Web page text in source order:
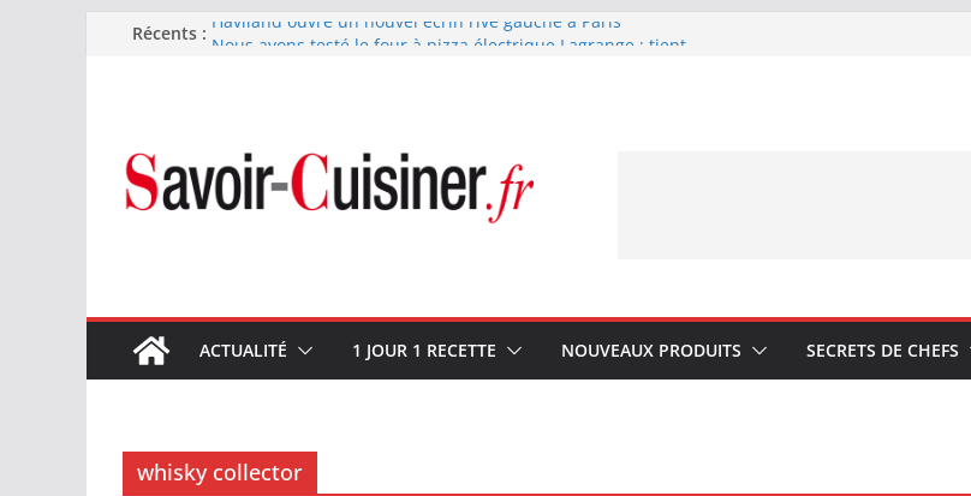
PasserRécents : Haviland ouvre un nouvel écrin rive gauche à Paris
Fête des Pères : le digestif se fait gourmand avec Laphroaig
et Arnaud Larher
Catawiki met aux enchères un whisky japonais Karuizawa
ACTUALITÉ 1 JOUR 1 RECETTE NOUVEAUX PRODUITS SECRETS DE CHEFS
whisky collector